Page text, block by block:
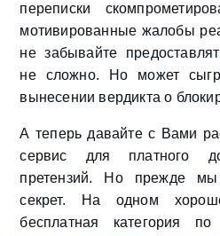
переписки
мотивированные жалобы
не забывайте
не сложно. Но может
вынесении вердикта о
А теперь давайте с Вами
сервис для платного
претензий. Но прежде
секрет. На одном
бесплатная категория